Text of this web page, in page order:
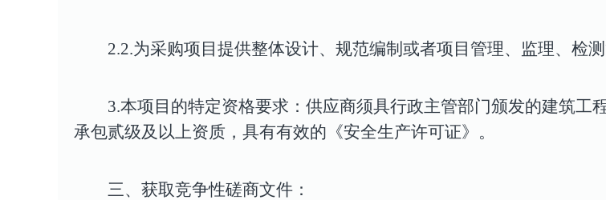
2.2.为采购项目提供整体设计、规范编制或者项目管理、监理、检
3.本项目的特定资格要求： 供应商须具行政主管部门颁发的建筑工
承包贰级及以上资质，具有有效的《安全生产许可证》。
三、获取竞争性磋商文件 ：